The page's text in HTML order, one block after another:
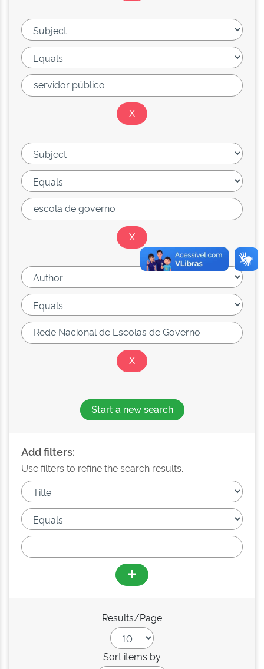
Start a new search
Add filters:
Use filters to refine the search results.
Results/Page
Sort items by